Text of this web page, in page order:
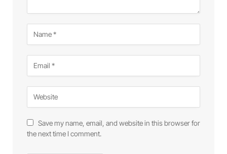
Save my name, email, and website in this browser for
the next time I comment.